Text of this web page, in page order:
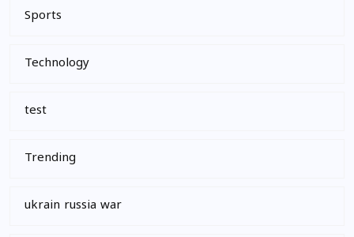
Sports
Technology
test
Trending
ukrain russia war